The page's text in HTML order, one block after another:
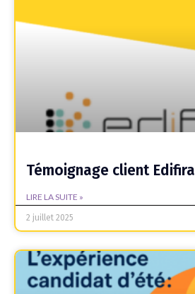
Témoignage client Edifira
LIRE LA SUITE »
2 juillet 2025